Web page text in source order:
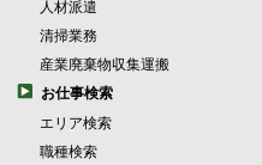
人材派遣
清掃業務
産業廃棄物収集運搬
お仕事検索
エリア検索
職種検索